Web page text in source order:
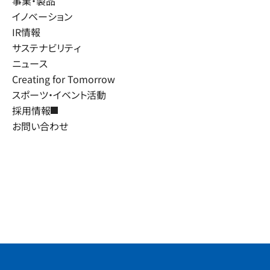
イノベーション
IR情報
サステナビリティ
ニュース
Creating for Tomorrow
スポーツ・イベント活動
採用情報
お問い合わせ